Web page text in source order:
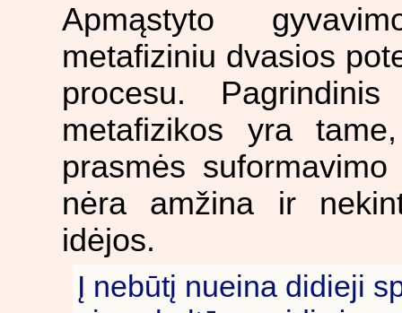
Apmąstyto
metafiziniu dvasios
procesu.
metafizikos yra
prasmės
nėra amžina ir
idėjos.
Į nebūtį nueina didieji